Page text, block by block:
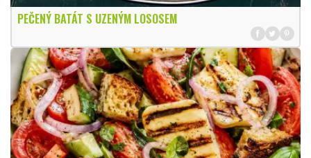
PEČENÝ BATÁT S UZENÝM LOSOSEM